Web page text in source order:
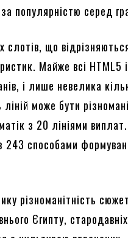
популярністю серед
що
Майже всі HTML5
і лише невелика
може бути
з 20 лініями
243 способами
різноманітність
Єгипту,